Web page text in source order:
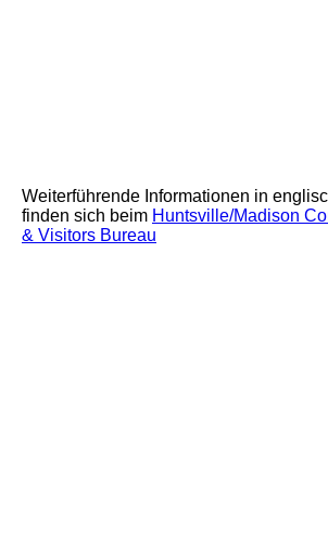
Weiterführende Informationen in
finden sich beim Huntsville/Madison
& Visitors Bureau